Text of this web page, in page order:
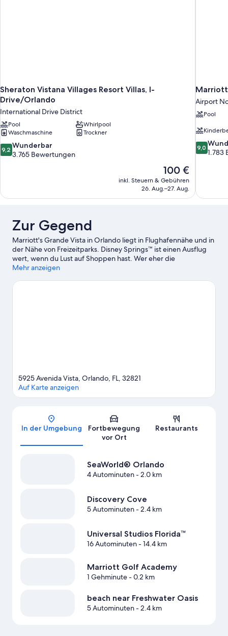
Sheraton Vistana Villages Resort Villas, I-
Drive/Orlando
International Drive District
Pool
Whirlpool
Waschmaschine
Trockner
9.2
von
Bewertungen
9,2 Wunderbar
3.765 Bewertungen
Der
Preis
beträgt
100 €
inkl. Steuern & Gebühren
26. Aug.–27. Aug.
Airport
Pool
9.0
von
9,0
1.783
Zur Gegend
Marriott's Grande Vista in Orlando liegt in Flughafennähe und in
der Nähe von Freizeitparks. Disney Springs™ ist einen Ausflug
wert, wenn du Lust auf Shoppen hast. Wer eher die
Sehenswürdigkeiten der Region bewundern möchte, sollte
Universal Orlando Resort™. Du reist zusammen mit Kindern?
Mehr anzeigen
Karte
5925 Avenida Vista, Orlando, FL, 32821
Auf Karte anzeigen
In der Umgebung
Fortbewegung
vor Ort
Restaurants
SeaWorld® Orlando
4 Autominuten- 2.0 km
Discovery Cove
5 Autominuten- 2.4 km
Universal Studios Florida™
16 Autominuten- 14.4 km
Marriott Golf Academy
1 Gehminute- 0.2 km
beach near Freshwater Oasis
5 Autominuten- 2.4 km